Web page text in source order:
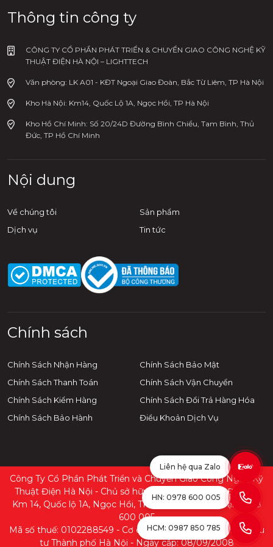
Bộ sản phẩm hàn hóa nhiệt
Goldweld gồm những gì?
Bộ sản phẩm hàn hóa nhiệt Goldweld hiện được sản
xuất tại Việt Nam. Sản phẩm cung cấp đầy đủ phụ
gian. Các phụ kiện như khuôn hàn, thuốc hàn, tay
kẹp và một số phụ kiện đi kèm được trang bị đầy đủ.
Sản phẩm được sản xuất trên dây chuyền hiện đại
Khuôn hàn hóa nhiệt
Chất liệu: Graphite
Dùng trong hệ thống tiếp địa an toàn điện,
chống sét.
Hàn nối các cọc tiếp địa, cọc tiếp địa - cáp đồng
Độ bền cao, chịu được mức nhiệt lên đến
3000oC
Hàn được nhiều lần (từ 70 lần trở lên)
Bảo hành: 12 tháng
Thuốc hàn hóa nhiệt250G thương
hiệu Goldweld
Thông tin công ty
CÔNG TY CỔ PHẦN PHÁT TRIỂN & CHUYỂN GIAO CÔNG NGHỆ KỸ
THUẬT ĐIỆN HÀ NỘI – LIGHTTECH
Văn phòng: LK A01 - KĐT Ngoại Giao Đoàn, Bắc Từ Liêm, TP Hà Nội
Kho Hà Nội: Km14, Quốc Lộ 1A, Ngọc Hồi, TP Hà Nội
Kho Hồ Chí Minh: Số 20/24D Đường Bình Chiểu, Tam Bình, Thủ
Đức, TP Hồ Chí Minh
Nội dung
Về chúng tôi
Sản phẩm
Dịch vụ
Tin tức
Chính sách
Chính Sách Nhận Hàng
Chính Sách Bảo Mật
Chính Sách Thanh Toán
Chính Sách Vận Chuyển
Chính Sách Kiểm Hàng
Chính Sách Đổi Trả Hàng Hóa
Chính Sách Bảo Hành
Điều Khoản Dịch Vụ
Công Ty Cổ Phần Phát Triển và Chuyển Giao Công Nghệ Kỹ
Thuật Điện Hà Nội - Chủ sở hữu: Trần Xuân Khoa - Địa chỉ:
Km 14, Quốc lộ 1A, Ngọc Hồi, TP. Hà Nội - Điện thoại: 0978
600 005
Mã số thuế: 0102288549 - Cơ quan cấp: Sở Kế hoạch và Đầu
tư Thành phố Hà Nội - Ngày cấp: 08/09/2008
Liên hệ qua Zalo
HN: 0978 600 005
HCM: 0987 850 785